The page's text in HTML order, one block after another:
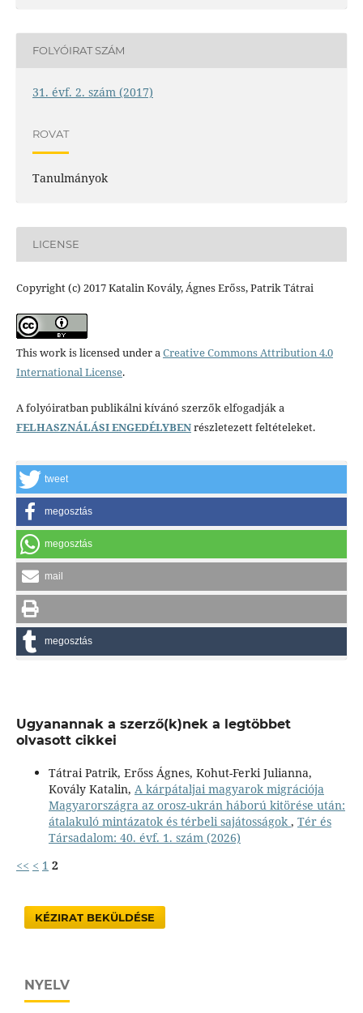
FOLYÓIRAT SZÁM
31. évf. 2. szám (2017)
ROVAT
Tanulmányok
LICENSE
Copyright (c) 2017 Katalin Kovály, Ágnes Erőss, Patrik Tátrai
This work is licensed under aCreative Commons Attribution 4.0
International License.
A folyóiratban publikálni kívánó szerzők elfogadják a
FELHASZNÁLÁSI ENGEDÉLYBENrészletezett feltételeket.
tweet
megosztás
megosztás
mail
megosztás
Ugyanannak a szerző(k)nek a legtöbbet
olvasott cikkei
Tátrai Patrik, Erőss Ágnes, Kohut-Ferki Julianna,
Kovály Katalin, A kárpátaljai magyarok migrációja
Magyarországra az orosz-ukrán háború kitörése után:
átalakuló mintázatok és térbeli sajátosságok , Tér és
Társadalom: 40. évf. 1. szám (2026)
<< < 1 2
KÉZIRAT BEKÜLDÉSE
NYELV